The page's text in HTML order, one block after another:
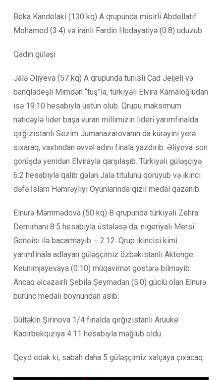
Beka Kandelaki (130 kq) A qrupunda misirli Abdellatif
Mohamed (3:4) və iranlı Fardin Hedayatiyə (0:8) uduzub.
Qadın güləşi
Jalə Əliyeva (57 kq) A qrupunda tunisli Çad Jeljeli və
banqladeşli Mimdən “tuş”la, türkiyəli Elvira Kamaloğludan
isə 19:10 hesabıyla üstün olub. Qrupu maksimum
nəticəylə lider başa vuran millimizin lideri yarımfinalda
qırğızıstanlı Sezim Jumanazarovanın da kürəyini yerə
sıxaraq, vaxtından əvvəl adını finala yazdırıb. Əliyeva son
görüşdə yenidən Elvirayla qarşılaşıb. Türkiyəli güləşçiyə
6:2 hesabıyla qalib gələn Jalə titulunu qoruyub və ikinci
dəfə İslam Həmrəyliyi Oyunlarında qızıl medal qazanıb.
Elnurə Məmmədova (50 kq) B qrupunda türkiyəli Zehra
Demirhanı 8:5 hesabıyla üstələsə də, nigeriyalı Mersi
Geneisi ilə bacarmayıb – 2:12. Qrup ikincisi kimi
yarımfinala adlayan güləşçimiz özbəkistanlı Aktenge
Keunimjayevaya (0:10) müqavimət göstərə bilməyib.
Ancaq əlcəzairli Şebila Şeymadan (5:0) güclü olan Elnurə
bürünc medalı boynundan asıb.
Gültəkin Şirinova 1/4 finalda qırğızıstanlı Aruuke
Kadirbekqızıya 4:11 hesabıyla məğlub oldu.
Qeyd edək ki, sabah daha 5 güləşçimiz xalçaya çıxacaq.